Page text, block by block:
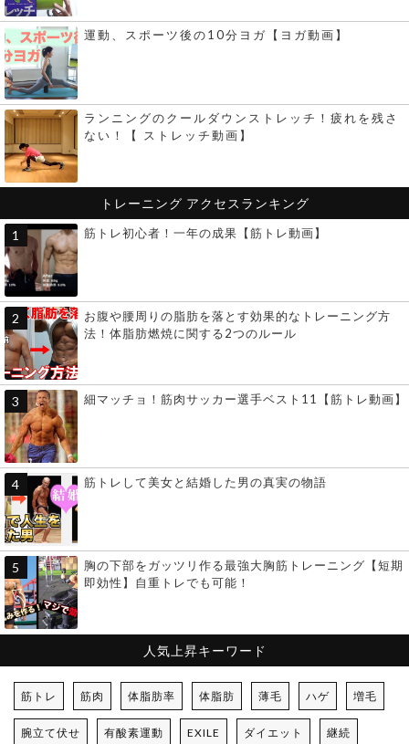
運動、スポーツ後の10分ヨガ【ヨガ動画】
ランニングのクールダウンストレッチ！疲れを残さ
ない！【 ストレッチ動画】
トレーニング アクセスランキング
筋トレ初心者！一年の成果【筋トレ動画】
お腹や腰周りの脂肪を落とす効果的なトレーニング方
法！体脂肪燃焼に関する2つのルール
細マッチョ！筋肉サッカー選手ベスト11【筋トレ動画】
筋トレして美女と結婚した男の真実の物語
胸の下部をガッツリ作る最強大胸筋トレーニング【短期
即効性】自重トレでも可能！
人気上昇キーワード
筋トレ 筋肉 体脂肪率 体脂肪 薄毛 ハゲ 増毛
腕立て伏せ 有酸素運動 EXILE ダイエット 継続